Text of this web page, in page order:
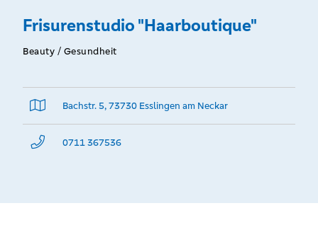
Frisurenstudio "Haarboutique"
Beauty / Gesundheit
Bachstr. 5, 73730 Esslingen am Neckar
0711 367536